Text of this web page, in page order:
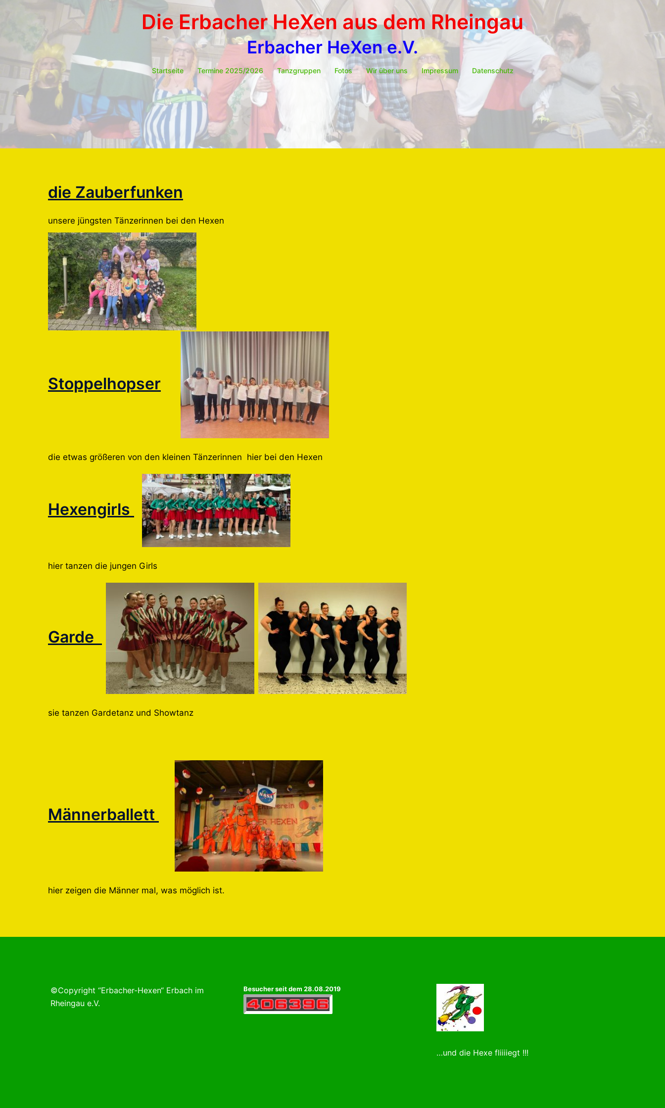
Die Erbacher HeXen aus dem Rheingau
Erbacher HeXen e.V.
Startseite Termine 2025/2026 Tanzgruppen Fotos Wir über uns Impressum Datenschutz
die Zauberfunken
unsere jüngsten Tänzerinnen bei den Hexen
Stoppelhopser
die etwas größeren von den kleinen Tänzerinnen hier bei den Hexen
Hexengirls
hier tanzen die jungen Girls
Garde
sie tanzen Gardetanz und Showtanz
Männerballett
hier zeigen die Männer mal, was möglich ist.
©Copyright “Erbacher-Hexen“ Erbach im
Rheingau e.V.
Besucher seit dem 28.08.2019
…und die Hexe fliiiiegt !!!